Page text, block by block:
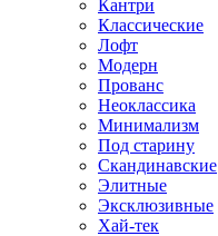
Кантри
Классические
Лофт
Модерн
Прованс
Неоклассика
Минимализм
Под старину
Скандинавские
Элитные
Эксклюзивные
Хай-тек